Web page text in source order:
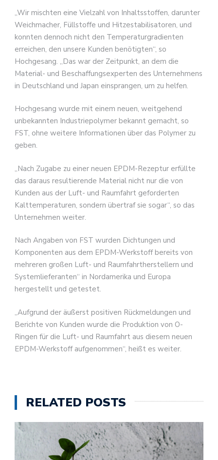
„Wir mischten eine Vielzahl von Inhaltsstoffen, darunter
Weichmacher, Füllstoffe und Hitzestabilisatoren, und
konnten dennoch nicht den Temperaturgradienten
erreichen, den unsere Kunden benötigten“, so
Hochgesang. „Das war der Zeitpunkt, an dem die
Material- und Beschaffungsexperten des Unternehmens
in Deutschland und Japan einsprangen, um zu helfen.
Hochgesang wurde mit einem neuen, weitgehend
unbekannten Industriepolymer bekannt gemacht, so
FST, ohne weitere Informationen über das Polymer zu
geben.
„Nach Zugabe zu einer neuen EPDM-Rezeptur erfüllte
das daraus resultierende Material nicht nur die von
Kunden aus der Luft- und Raumfahrt geforderten
Kalttemperaturen, sondern übertraf sie sogar“, so das
Unternehmen weiter.
Nach Angaben von FST wurden Dichtungen und
Komponenten aus dem EPDM-Werkstoff bereits von
mehreren großen Luft- und Raumfahrtherstellern und
Systemlieferanten“ in Nordamerika und Europa
hergestellt und getestet.
„Aufgrund der äußerst positiven Rückmeldungen und
Berichte von Kunden wurde die Produktion von O-
Ringen für die Luft- und Raumfahrt aus diesem neuen
EPDM-Werkstoff aufgenommen“, heißt es weiter.
RELATED POSTS